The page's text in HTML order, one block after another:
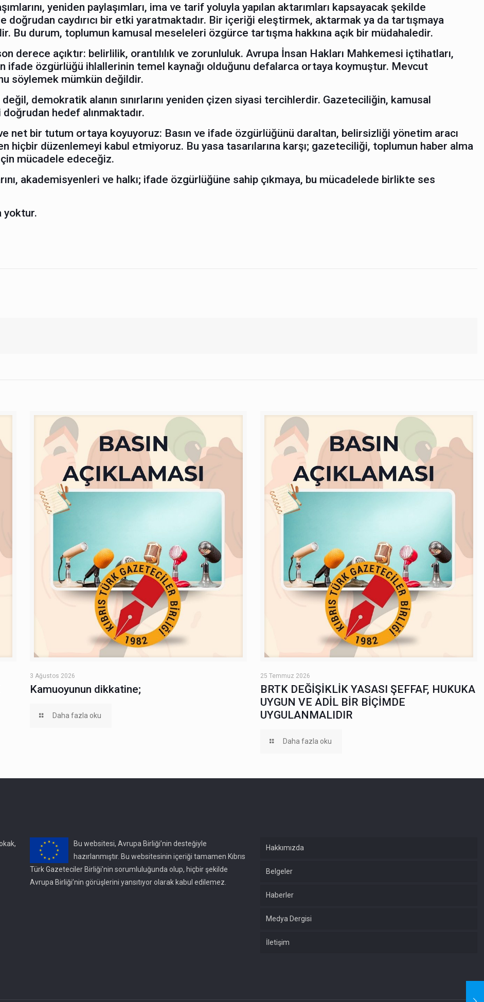
yeniden paylaşımları, ima ve tarif yoluyla yapılan aktarımları kapsayacak şekilde
caydırıcı bir etki yaratmaktadır. Bir içeriği eleştirmek, aktarmak ya da tartışmaya
Bu durum, toplumun kamusal meseleleri özgürce tartışma hakkına açık bir müdahaledir.
derece açıktır: belirlilik, orantılılık ve zorunluluk. Avrupa İnsan Hakları Mahkemesi içtihatları,
ifade özgürlüğü ihlallerinin temel kaynağı olduğunu defalarca ortaya koymuştur. Mevcut
söylemek mümkün değildir.
demokratik alanın sınırlarını yeniden çizen siyasi tercihlerdir. Gazeteciliğin, kamusal
hedef alınmaktadır.
net bir tutum ortaya koyuyoruz: Basın ve ifade özgürlüğünü daraltan, belirsizliği yönetim aracı
düzenlemeyi kabul etmiyoruz. Bu yasa tasarılarına karşı; gazeteciliği, toplumun haber alma
mücadele edeceğiz.
akademisyenleri ve halkı; ifade özgürlüğüne sahip çıkmaya, bu mücadelede birlikte ses
yoktur.
3 Ağustos 2026
Kamuoyunun dikkatine;
Daha fazla oku
25 Temmuz 2026
BRTK DEĞİŞİKLİK YASASI ŞEFFAF, HUKUKA
UYGUN VE ADİL BİR BİÇİMDE
UYGULANMALIDIR
Daha fazla oku
Bu websitesi, Avrupa Birliği’nin desteğiyle
hazırlanmıştır. Bu websitesinin içeriği tamamen Kıbrıs
Türk Gazeteciler Birliği'nin sorumluluğunda olup, hiçbir şekilde
Avrupa Birliği’nin görüşlerini yansıtıyor olarak kabul edilemez.
Hakkımızda
Belgeler
Haberler
Medya Dergisi
İletişim